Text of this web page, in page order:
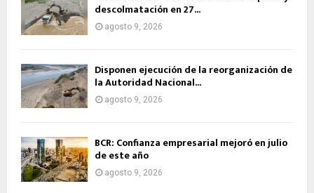
descolmatación en 27...
agosto 9, 2026
Disponen ejecución de la reorganización de
la Autoridad Nacional...
agosto 9, 2026
BCR: Confianza empresarial mejoró en julio
de este año
agosto 9, 2026